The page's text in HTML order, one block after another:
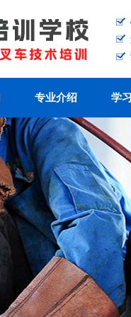
专业介绍 学